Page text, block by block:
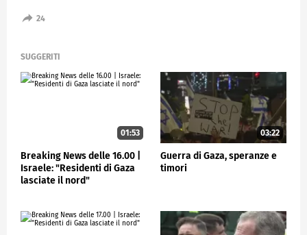
un martire all'inizio della guerra ed eravamo felici
ricominciata. Più di cento martiri subito dopo la
tregua".
24
SUGGERITI
01:53
Breaking News delle 16.00 |
Israele: "Residenti di Gaza
lasciate il nord"
03:22
Guerra di Gaza, speranze e
timori